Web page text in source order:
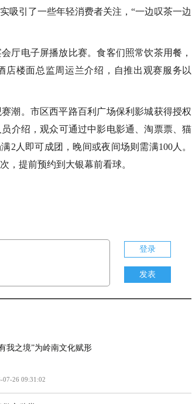
吸引了一些年轻消费者关注，“一边叹茶一边
厅电子屏播放比赛。食客们照常饮茶用餐，
店楼面总监周运兰介绍，自推出观赛服务以
潮。市区西平路百利广场保利影城获得授权
介绍，观众可通过中影电影通、淘票票、猫
2人即可成团，晚间或夜间场则需满100人。
，提前预约到大银幕前看球。
登录
发表
我之境”为岭南文化赋形
07-26 09:31:02